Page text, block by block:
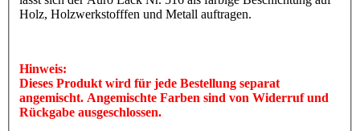
Holz, Holzwerkstofffen und Metall auftragen.
Hinweis:
Dieses Produkt wird für jede Bestellung separat
angemischt. Angemischte Farben sind von Widerruf und
Rückgabe ausgeschlossen.